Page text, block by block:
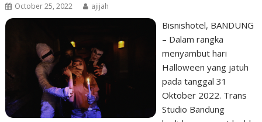
October 25, 2022 ajijah
Bisnishotel, BANDUNG
– Dalam rangka
menyambut hari
Halloween yang jatuh
pada tanggal 31
Oktober 2022. Trans
Studio Bandung